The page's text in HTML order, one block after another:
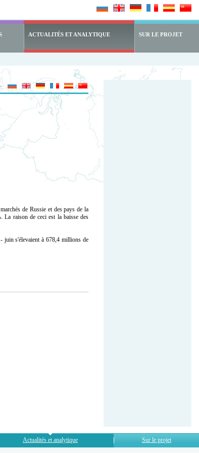
ACTUALITÉS ET ANALYTIQUE SUR LE PROJET
de Russie et des pays de la
La raison de ceci est la baisse des
juin s'élevaient à 678,4 millions de
Actualités et analytique Sur le projet